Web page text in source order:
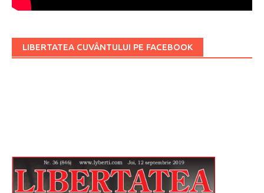
LIBERTATEA CUVÂNTULUI PE FACEBOOK